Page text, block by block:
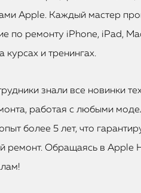
Apple. Каждый мастер
по ремонту iPhone, iPad,
и тренингах.
знали все новинки
работая с любыми
более 5 лет, что
ремонт. Обращаясь в Apple